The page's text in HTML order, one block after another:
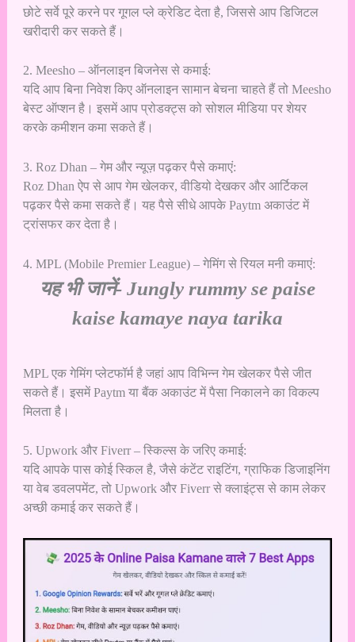
छोटे सर्वे पूरे करने पर गूगल प्ले क्रेडिट देता है, जिससे आप डिजिटल
खरीदारी कर सकते हैं।
2. Meesho – ऑनलाइन बिजनेस से कमाई:
यदि आप बिना निवेश किए ऑनलाइन सामान बेचना चाहते हैं तो Meesho
बेस्ट ऑप्शन है। इसमें आप प्रोडक्ट्स को सोशल मीडिया पर शेयर
करके कमीशन कमा सकते हैं।
3. Roz Dhan – गेम और न्यूज़ पढ़कर पैसे कमाएं:
Roz Dhan ऐप से आप गेम खेलकर, वीडियो देखकर और आर्टिकल
पढ़कर पैसे कमा सकते हैं। यह पैसे सीधे आपके Paytm अकाउंट में
ट्रांसफर कर देता है।
4. MPL (Mobile Premier League) – गेमिंग से रियल मनी कमाएं:
यह भी जानें- Jungly rummy se paise
kaise kamaye naya tarika
MPL एक गेमिंग प्लेटफॉर्म है जहां आप विभिन्न गेम खेलकर पैसे जीत
सकते हैं। इसमें Paytm या बैंक अकाउंट में पैसा निकालने का विकल्प
मिलता है।
5. Upwork और Fiverr – स्किल्स के जरिए कमाई:
यदि आपके पास कोई स्किल है, जैसे कंटेंट राइटिंग, ग्राफिक डिजाइनिंग
या वेब डवलपमेंट, तो Upwork और Fiverr से क्लाइंट्स से काम लेकर
अच्छी कमाई कर सकते हैं।